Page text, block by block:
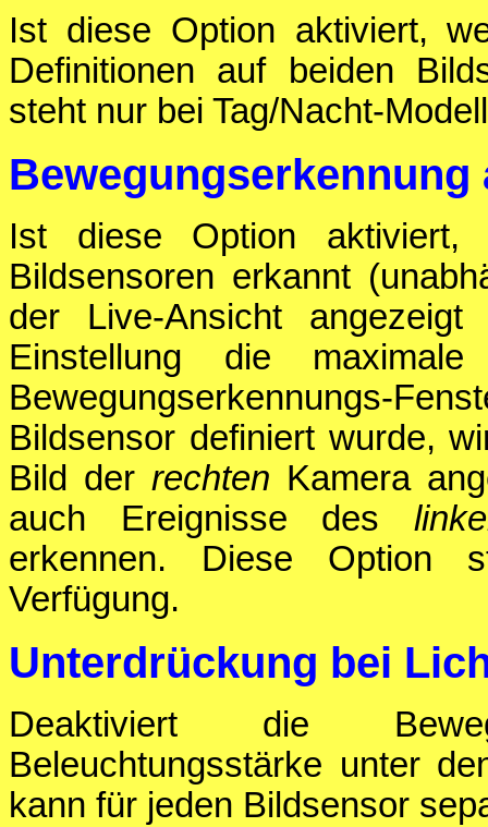
Ist diese Option aktiviert,
Definitionen auf beiden
steht nur bei Tag/Nacht-
Ist diese Option aktiviert,
Bildsensoren erkannt
der Live-Ansicht
Einstellung die
Bewegungserkennungs-
Bildsensor definiert wurde,
Bild derrechten Kamera
auch Ereignisse des
erkennen. Diese Option
Verfügung.
Unterdrückung bei
Deaktiviert die
Beleuchtungsstärke unter
kann für jeden Bildsensor